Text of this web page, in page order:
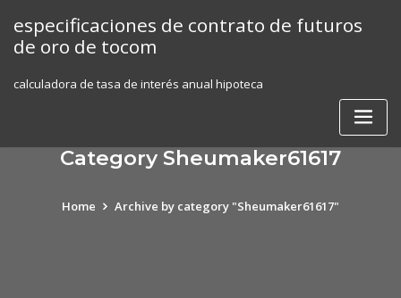
content
especificaciones de contrato de futuros
de oro de tocom
calculadora de tasa de interés anual hipoteca
Category Sheumaker61617
Home Archive by category "Sheumaker61617"